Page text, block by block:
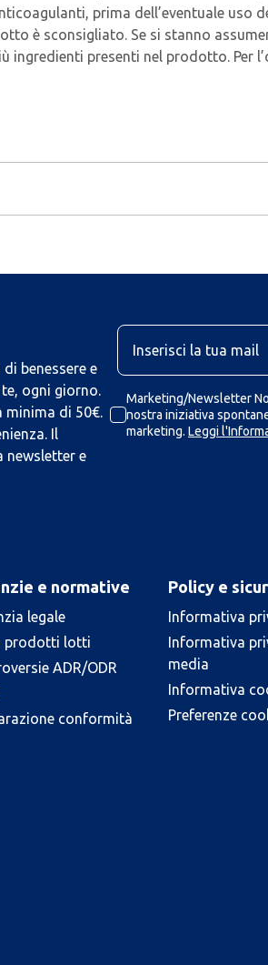
prima dell’eventuale
è sconsigliato. Se si stanno
presenti nel prodotto. Per
benessere e
ogni giorno.
minima di 50€.
Il
newsletter e
Marketing/Newsletter
nostra iniziativa
marketing. Leggi
e normative
legale
prodotti lotti
ADR/ODR
conformità
Policy e
Informativa
Informativa
media
Informativa
Preferenze